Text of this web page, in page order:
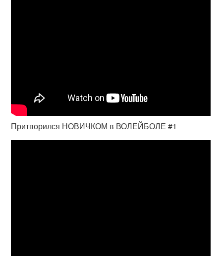
Притворился НОВИЧКОМ в ВОЛЕЙБОЛЕ #1